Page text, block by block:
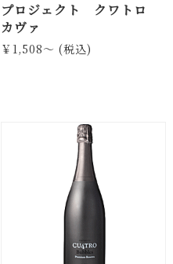
プロジェクト クワトロ
カヴァ
￥1,508～ (税込)